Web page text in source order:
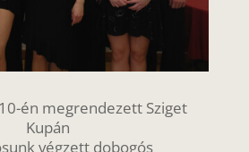
én megrendezett Sziget
Kupán
végzett dobogós